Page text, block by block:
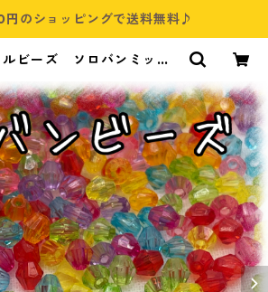
のショッピングで送料無料♪
ルビーズ ソロバンミック
クセサリーパーツショッ
いハンドメイドパーツ通販
| ネムネコ